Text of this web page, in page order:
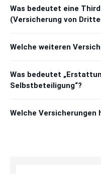
Was bedeutet eine
(Versicherung von
Welche weiteren
Was bedeutet
Selbstbeteiligung“?
Welche Versicherungen